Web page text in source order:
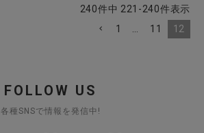
240件中 221 -240件表示
1
11 12
FOLLOW US
各種SNSで情報を発信中!